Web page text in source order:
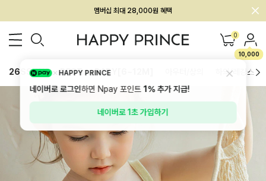
회원전용 아울렛, 가입하면 ~60% 할인!
멤버십 최대 28,000원 혜택 0
10,000
26SS 신상 BEST BABY[6~12M] 하의/레깅스
HAPPY PRINCE
네이버로 로그인하면 Npay 포인트1%추가 지급!
네이버로 1초 가입하기